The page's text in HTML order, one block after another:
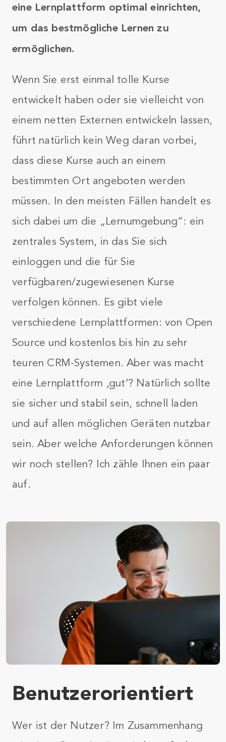
eine Lernplattform optimal einrichten,
um das bestmögliche Lernen zu
ermöglichen.
Wenn Sie erst einmal tolle Kurse
entwickelt haben oder sie vielleicht von
einem netten Externen entwickeln lassen,
führt natürlich kein Weg daran vorbei,
dass diese Kurse auch an einem
bestimmten Ort angeboten werden
müssen. In den meisten Fällen handelt es
sich dabei um die „Lernumgebung“: ein
zentrales System, in das Sie sich
einloggen und die für Sie
verfügbaren/zugewiesenen Kurse
verfolgen können. Es gibt viele
verschiedene Lernplattformen: von Open
Source und kostenlos bis hin zu sehr
teuren CRM-Systemen. Aber was macht
eine Lernplattform ‚gut‘? Natürlich sollte
sie sicher und stabil sein, schnell laden
und auf allen möglichen Geräten nutzbar
sein. Aber welche Anforderungen können
wir noch stellen? Ich zähle Ihnen ein paar
auf.
Benutzerorientiert
Wer ist der Nutzer? Im Zusammenhang